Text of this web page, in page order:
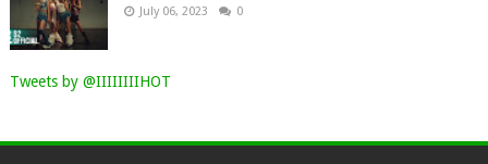
July 06, 2023 0
Tweets by @IIIIIIIIHOT